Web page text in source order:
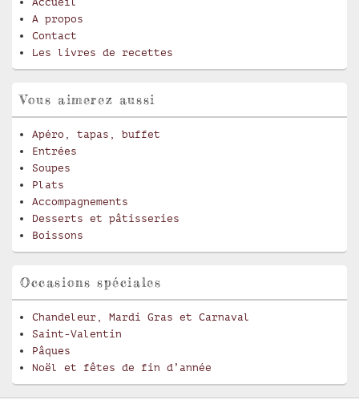
A propos
Contact
Les livres de recettes
Vous aimerez aussi
Apéro, tapas, buffet
Entrées
Soupes
Plats
Accompagnements
Desserts et pâtisseries
Boissons
Occasions spéciales
Chandeleur, Mardi Gras et Carnaval
Saint-Valentin
Pâques
Noël et fêtes de fin d’année